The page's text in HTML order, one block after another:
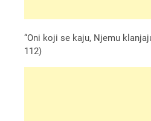
“Oni koji se kaju, Njemu
112)